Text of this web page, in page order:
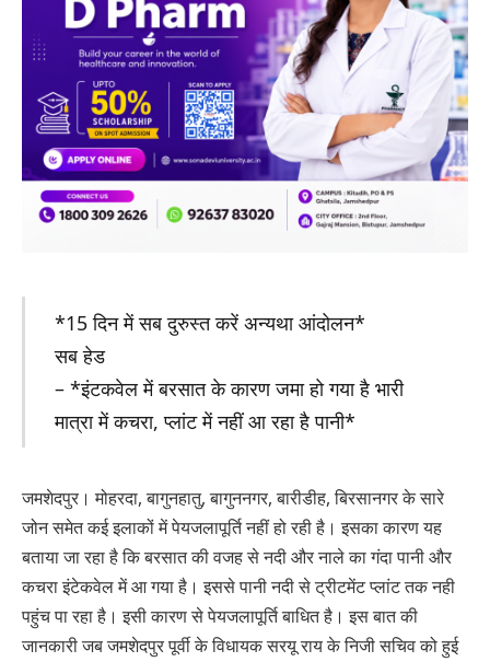
*15 दिन में सब दुरुस्त करें अन्यथा आंदोलन*
सब हेड
– *इंटकवेल में बरसात के कारण जमा हो गया है भारी
मात्रा में कचरा, प्लांट में नहीं आ रहा है पानी*
जमशेदपुर। मोहरदा, बागुनहातु, बागुननगर, बारीडीह, बिरसानगर के सारे
जोन समेत कई इलाकों में पेयजलापूर्ति नहीं हो रही है। इसका कारण यह
बताया जा रहा है कि बरसात की वजह से नदी और नाले का गंदा पानी और
कचरा इंटेकवेल में आ गया है। इससे पानी नदी से ट्रीटमेंट प्लांट तक नही
पहुंच पा रहा है। इसी कारण से पेयजलापूर्ति बाधित है। इस बात की
जानकारी जब जमशेदपुर पूर्वी के विधायक सरयू राय के निजी सचिव को हुई